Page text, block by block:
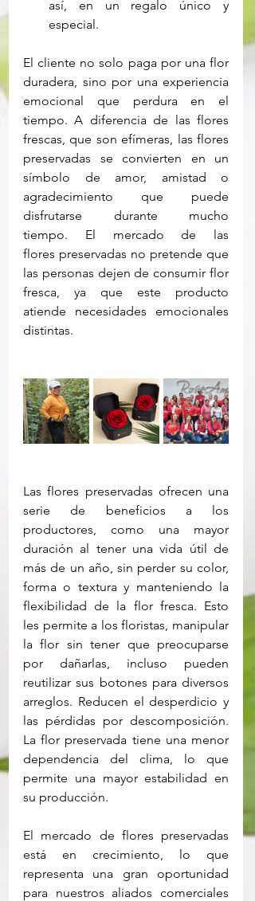
así, en un regalo único y
especial.
El cliente no solo paga por una flor
duradera, sino por una experiencia
emocional que perdura en el
tiempo. A diferencia de las flores
frescas, que son efímeras, las flores
preservadas se convierten en un
símbolo de amor, amistad o
agradecimiento que puede
disfrutarse durante mucho
tiempo. El mercado de las
flores preservadas no pretende que
las personas dejen de consumir flor
fresca, ya que este producto
atiende necesidades emocionales
distintas.
Las flores preservadas ofrecen una
serie de beneficios a los
productores, como una mayor
duración al tener una vida útil de
más de un año, sin perder su color,
forma o textura y manteniendo la
flexibilidad de la flor fresca. Esto
les permite a los floristas, manipular
la flor sin tener que preocuparse
por dañarlas, incluso pueden
reutilizar sus botones para diversos
arreglos. Reducen el desperdicio y
las pérdidas por descomposición.
La flor preservada tiene una menor
dependencia del clima, lo que
permite una mayor estabilidad en
su producción.
El mercado de flores preservadas
está en crecimiento, lo que
representa una gran oportunidad
para nuestros aliados comerciales